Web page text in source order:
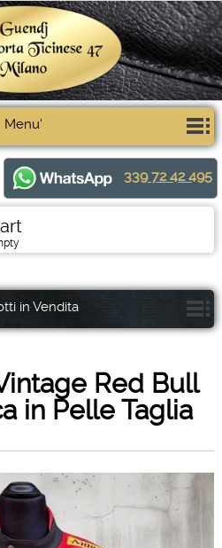
Menu'
339 72 42 495
in Vendita
Red Bull
in Pelle Taglia